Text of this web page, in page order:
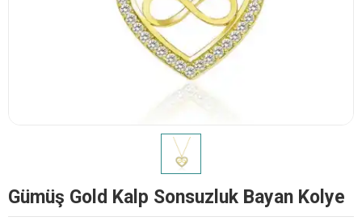
Gümüş Gold Kalp Sonsuzluk Bayan Kolye